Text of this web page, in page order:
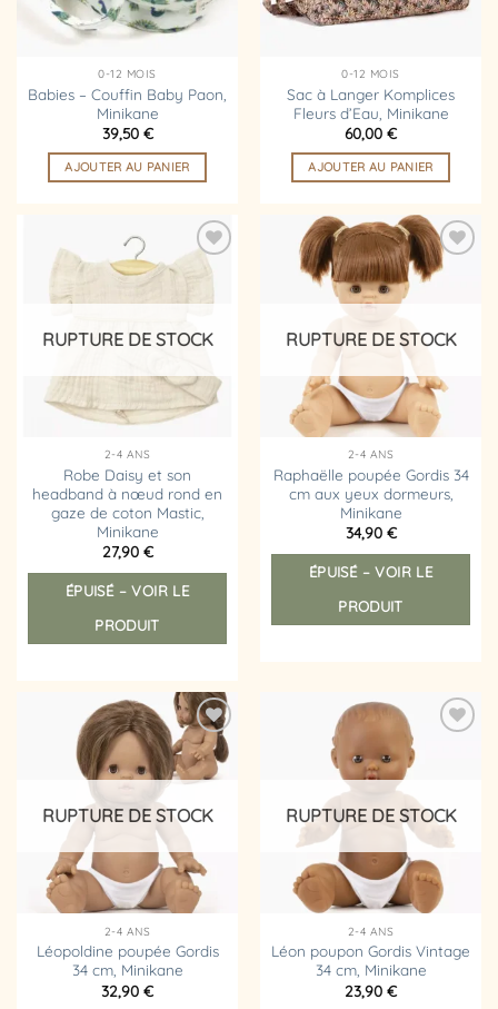
0-12 MOIS
Babies – Couffin Baby Paon,
Minikane
39,50 €
AJOUTER AU PANIER
0-12 MOIS
Sac à Langer Komplices
Fleurs d’Eau, Minikane
60,00 €
AJOUTER AU PANIER
Ajouter
liste
RUPTURE DE STOCK
2-4 ANS
Robe Daisy et son
headband à nœud rond en
gaze de coton Mastic,
Minikane
27,90 €
ÉPUISÉ – VOIR LE
PRODUIT
Ajouter
RUPTURE DE STOCK
2-4 ANS
Raphaëlle poupée Gordis 34
cm aux yeux dormeurs,
Minikane
34,90 €
ÉPUISÉ – VOIR LE
PRODUIT
Ajouter
à la
liste
RUPTURE DE STOCK
2-4 ANS
Léopoldine poupée Gordis
34 cm, Minikane
32,90 €
RUPTURE DE STOCK
2-4 ANS
Léon poupon Gordis Vintage
34 cm, Minikane
23,90 €